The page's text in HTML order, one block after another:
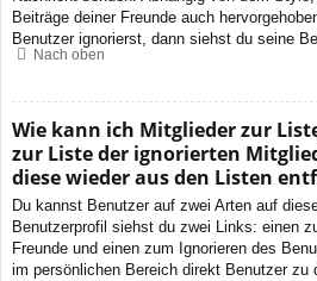
Beiträge deiner Freunde auch
Benutzer ignorierst, dann siehst du seine
Nach oben
Wie kann ich Mitglieder zur
zur Liste der ignorierten
diese wieder aus den Listen
Du kannst Benutzer auf zwei Arten auf
Benutzerprofil siehst du zwei Links: einen
Freunde und einen zum Ignorieren des
im persönlichen Bereich direkt Benutzer zu